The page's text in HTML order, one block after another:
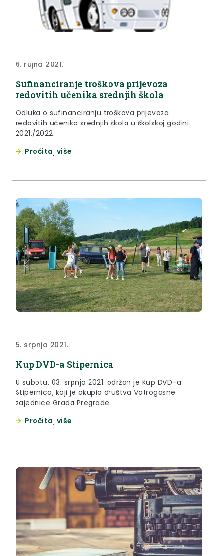
6. rujna 2021.
Sufinanciranje troškova prijevoza
redovitih učenika srednjih škola
Odluka o sufinanciranju troškova prijevoza
redovitih učenika srednjih škola u školskoj godini
2021./2022.
Pročitaj više
5. srpnja 2021.
Kup DVD-a Stipernica
U subotu, 03. srpnja 2021. održan je Kup DVD-a
Stipernica, koji je okupio društva Vatrogasne
zajednice Grada Pregrade.
Pročitaj više